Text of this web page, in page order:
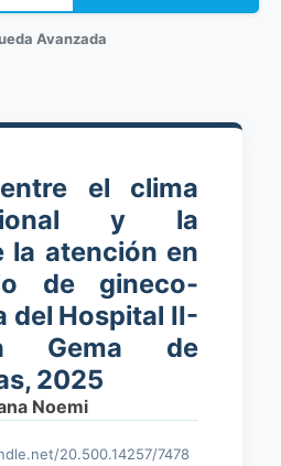
Avanzada
el clima
y la
la atención en
de gineco-
del Hospital II-
Gema de
2025
Noemi
20.500.14257/7478